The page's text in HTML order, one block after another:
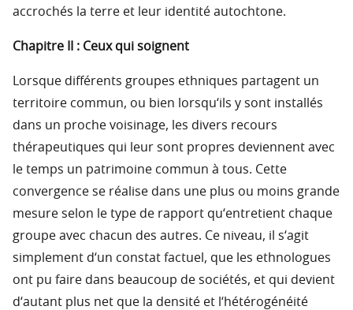
accrochés la terre et leur identité autochtone.
Chapitre II : Ceux qui soignent
Lorsque différents groupes ethniques partagent un
territoire commun, ou bien lorsqu‘ils y sont installés
dans un proche voisinage, les divers recours
thérapeutiques qui leur sont propres deviennent avec
le temps un patrimoine commun à tous. Cette
convergence se réalise dans une plus ou moins grande
mesure selon le type de rapport qu‘entretient chaque
groupe avec chacun des autres. Ce niveau, il s‘agit
simplement d‘un constat factuel, que les ethnologues
ont pu faire dans beaucoup de sociétés, et qui devient
d‘autant plus net que la densité et l‘hétérogénéité